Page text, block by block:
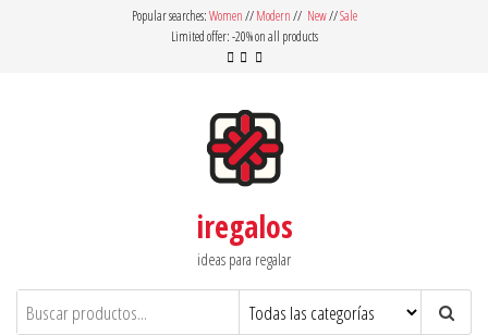
Popular searches:Women//Modern// New//Sale
Limited offer: -20% on all products
iregalos
ideas para regalar